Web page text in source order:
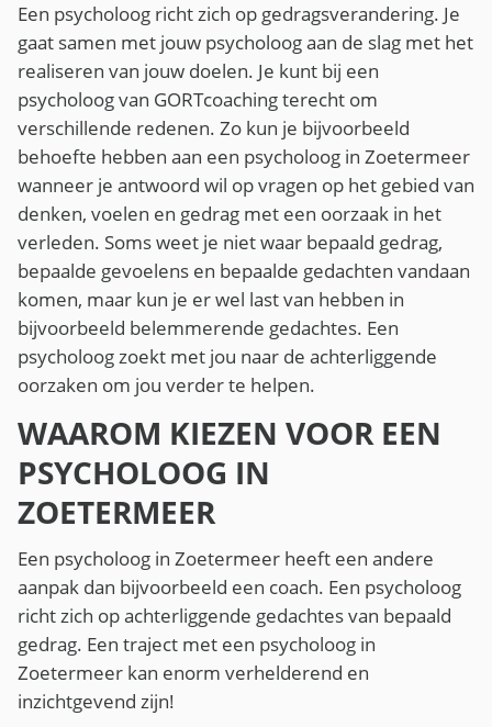
Een psycholoog richt zich op gedragsverandering. Je
gaat samen met jouw psycholoog aan de slag met het
realiseren van jouw doelen. Je kunt bij een
psycholoog van GORTcoaching terecht om
verschillende redenen. Zo kun je bijvoorbeeld
behoefte hebben aan een psycholoog in Zoetermeer
wanneer je antwoord wil op vragen op het gebied van
denken, voelen en gedrag met een oorzaak in het
verleden. Soms weet je niet waar bepaald gedrag,
bepaalde gevoelens en bepaalde gedachten vandaan
komen, maar kun je er wel last van hebben in
bijvoorbeeld belemmerende gedachtes. Een
psycholoog zoekt met jou naar de achterliggende
oorzaken om jou verder te helpen.
WAAROM KIEZEN VOOR EEN
PSYCHOLOOG IN
ZOETERMEER
Een psycholoog in Zoetermeer heeft een andere
aanpak dan bijvoorbeeld een coach. Een psycholoog
richt zich op achterliggende gedachtes van bepaald
gedrag. Een traject met een psycholoog in
Zoetermeer kan enorm verhelderend en
inzichtgevend zijn!